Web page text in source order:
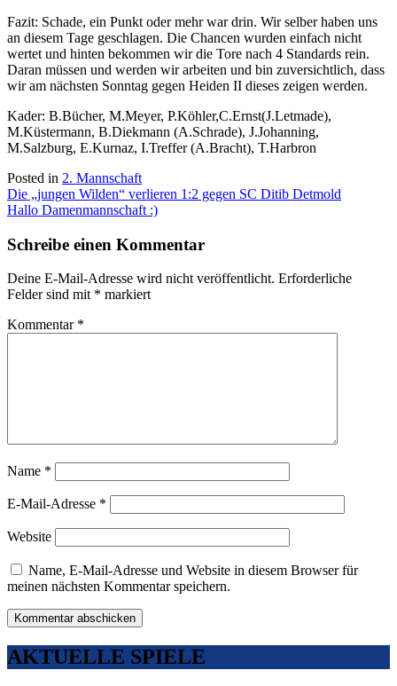
Fazit: Schade, ein Punkt oder mehr war drin. Wir selber haben uns
an diesem Tage geschlagen. Die Chancen wurden einfach nicht
wertet und hinten bekommen wir die Tore nach 4 Standards rein.
Daran müssen und werden wir arbeiten und bin zuversichtlich, dass
wir am nächsten Sonntag gegen Heiden II dieses zeigen werden.
Kader: B.Bücher, M.Meyer, P.Köhler,C.Ernst(J.Letmade),
M.Küstermann, B.Diekmann (A.Schrade), J.Johanning,
M.Salzburg, E.Kurnaz, I.Treffer (A.Bracht), T.Harbron
Posted in 2. Mannschaft
Beitragsnavigation
Die „jungen Wilden“ verlieren 1:2 gegen SC Ditib Detmold
Hallo Damenmannschaft :)
Schreibe einen Kommentar
Deine E-Mail-Adresse wird nicht veröffentlicht. Erforderliche
Felder sind mit * markiert
Kommentar *
Name *
E-Mail-Adresse *
Website
Name, E-Mail-Adresse und Website in diesem Browser für
meinen nächsten Kommentar speichern.
AKTUELLE SPIELE